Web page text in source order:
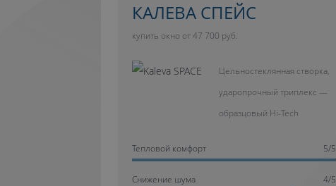
КАЛЕВА СПЕЙС
купить окно от 47 700 руб.
Цельностеклянная створка,
ударопрочный триплекс —
образцовый Hi-Tech
Тепловой комфорт 5/5
Cнижение шума 4/5